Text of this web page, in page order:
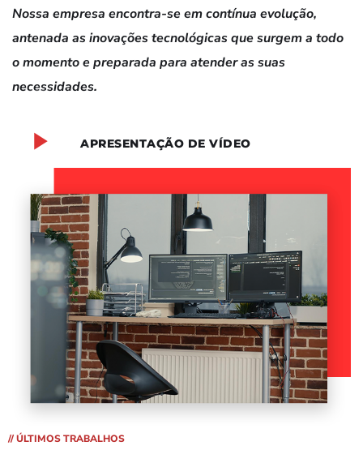
Nossa empresa encontra-se em contínua evolução,
antenada as inovações tecnológicas que surgem a todo
o momento e preparada para atender as suas
necessidades.
APRESENTAÇÃO DE VÍDEO
// ÚLTIMOS TRABALHOS